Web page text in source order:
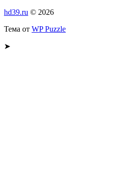
hd39.ru © 2026
Тема от WP Puzzle
➤